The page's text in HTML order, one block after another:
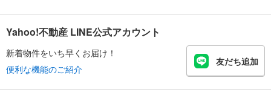
Yahoo!不動産 LINE公式アカウント
新着物件をいち早くお届け！
便利な機能のご紹介
友だち追加